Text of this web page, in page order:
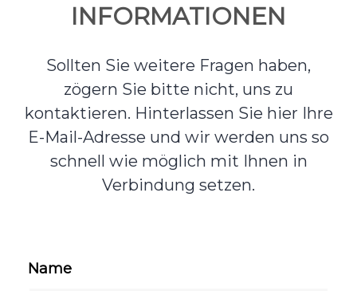
INFORMATIONEN
Sollten Sie weitere Fragen haben,
zögern Sie bitte nicht, uns zu
kontaktieren. Hinterlassen Sie hier Ihre
E-Mail-Adresse und wir werden uns so
schnell wie möglich mit Ihnen in
Verbindung setzen.
Name